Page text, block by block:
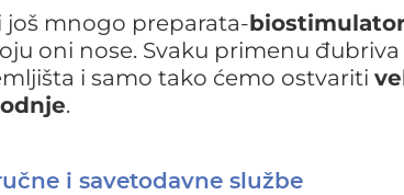
još mnogo preparata-
oni nose. Svaku primenu
i samo tako ćemo ostvariti
.
i savetodavne službe